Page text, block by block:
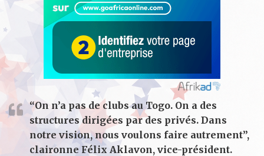
“On n’a pas de clubs au Togo. On a des
structures dirigées par des privés. Dans
notre vision, nous voulons faire autrement”,
claironne Félix Aklavon, vice-président.